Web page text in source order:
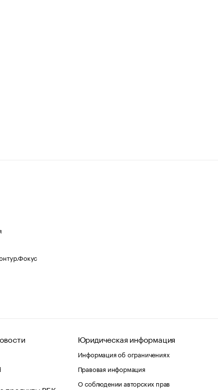
Юридическая информация
Информация об ограничениях
Правовая информация
О соблюдении авторских прав